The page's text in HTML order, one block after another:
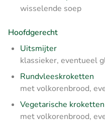
wisselende soep
Hoofdgerecht
Uitsmijter
klassieker, eventueel
Rundvleeskroketten
met volkorenbrood,
Vegetarische kroketten
met volkorenbrood,